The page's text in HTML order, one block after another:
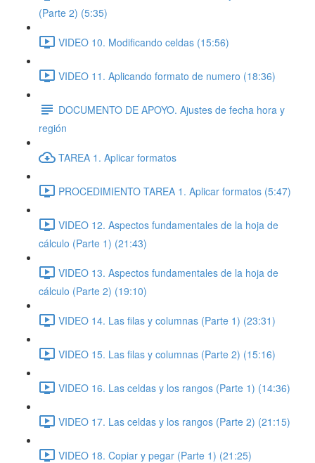
(Parte 2) (5:35)
VIDEO 10. Modificando celdas (15:56)
VIDEO 11. Aplicando formato de numero (18:36)
DOCUMENTO DE APOYO. Ajustes de fecha hora y
región
TAREA 1. Aplicar formatos
PROCEDIMIENTO TAREA 1. Aplicar formatos (5:47)
VIDEO 12. Aspectos fundamentales de la hoja de
cálculo (Parte 1) (21:43)
VIDEO 13. Aspectos fundamentales de la hoja de
cálculo (Parte 2) (19:10)
VIDEO 14. Las filas y columnas (Parte 1) (23:31)
VIDEO 15. Las filas y columnas (Parte 2) (15:16)
VIDEO 16. Las celdas y los rangos (Parte 1) (14:36)
VIDEO 17. Las celdas y los rangos (Parte 2) (21:15)
VIDEO 18. Copiar y pegar (Parte 1) (21:25)